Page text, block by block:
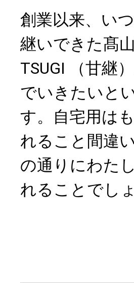
創業以来、い
継いできた髙
TSUGI （甘継
でいきたいと
す。自宅用は
れること間違
の通りにわた
れることでしょ